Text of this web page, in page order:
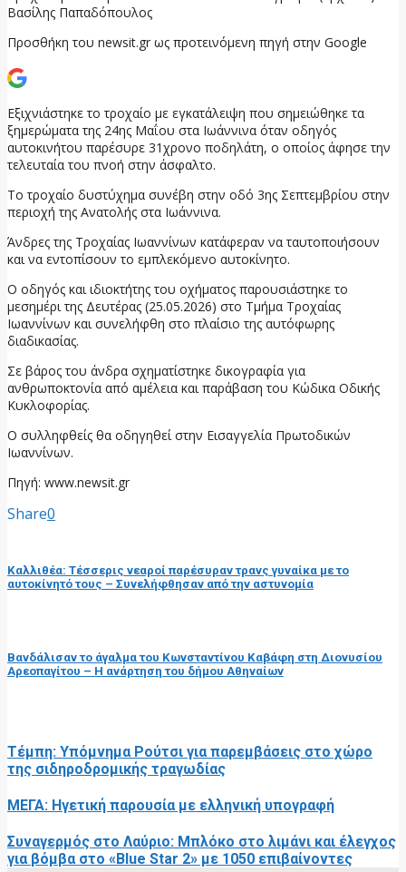
Βασίλης Παπαδόπουλος
Προσθήκη του newsit.gr ως προτεινόμενη πηγή στην Google
Εξιχνιάστηκε το τροχαίο με εγκατάλειψη που σημειώθηκε τα
ξημερώματα της 24ης Μαΐου στα Ιωάννινα όταν οδηγός
αυτοκινήτου παρέσυρε 31χρονο ποδηλάτη, ο οποίος άφησε την
τελευταία του πνοή στην άσφαλτο.
Το τροχαίο δυστύχημα συνέβη στην οδό 3ης Σεπτεμβρίου στην
περιοχή της Ανατολής στα Ιωάννινα.
Άνδρες της Τροχαίας Ιωαννίνων κατάφεραν να ταυτοποιήσουν
και να εντοπίσουν το εμπλεκόμενο αυτοκίνητο.
Ο οδηγός και ιδιοκτήτης του οχήματος παρουσιάστηκε το
μεσημέρι της Δευτέρας (25.05.2026) στο Τμήμα Τροχαίας
Ιωαννίνων και συνελήφθη στο πλαίσιο της αυτόφωρης
διαδικασίας.
Σε βάρος του άνδρα σχηματίστηκε δικογραφία για
ανθρωποκτονία από αμέλεια και παράβαση του Κώδικα Οδικής
Κυκλοφορίας.
Ο συλληφθείς θα οδηγηθεί στην Εισαγγελία Πρωτοδικών
Ιωαννίνων.
Πηγή: www.newsit.gr
Share0
Καλλιθέα: Τέσσερις νεαροί παρέσυραν τρανς γυναίκα με το
αυτοκίνητό τους – Συνελήφθησαν από την αστυνομία
Βανδάλισαν το άγαλμα του Κωνσταντίνου Καβάφη στη Διονυσίου
Αρεοπαγίτου – Η ανάρτηση του δήμου Αθηναίων
Τέμπη: Υπόμνημα Ρούτσι για παρεμβάσεις στο χώρο
της σιδηροδρομικής τραγωδίας
ΜΕΓΑ: Ηγετική παρουσία με ελληνική υπογραφή
Συναγερμός στο Λαύριο: Μπλόκο στο λιμάνι και έλεγχος
για βόμβα στο «Blue Star 2» με 1050 επιβαίνοντες